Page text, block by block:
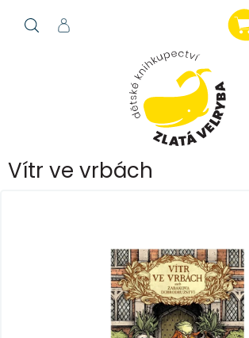
Vítr ve vrbách